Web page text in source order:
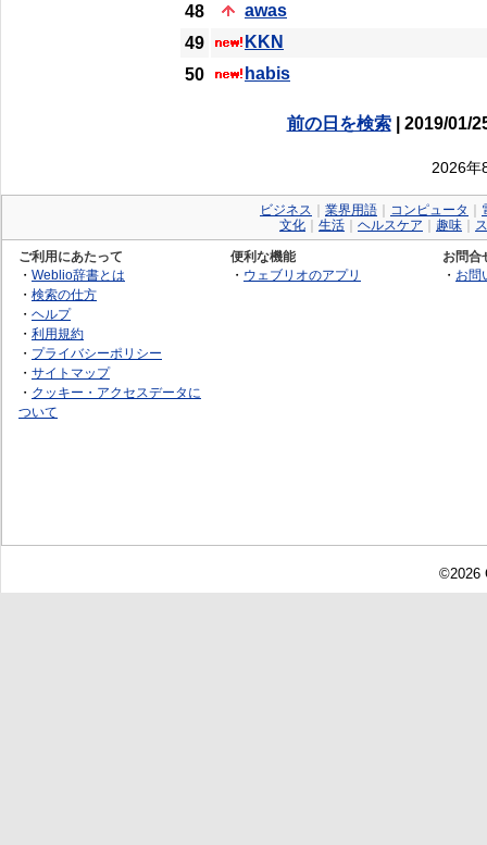
48
awas
49
KKN
50
habis
前の日を検索| 2019/01/
2026年
ビジネス 業界用語 コンピュータ
文化
生活 ヘルスケア 趣味
ご利用にあたって
・ Weblio辞書とは
・ 検索の仕方
・ ヘルプ
・ 利用規約
・ プライバシーポリシー
・ サイトマップ
・ クッキー・アクセスデータに
ついて
便利な機能
・ ウェブリオのアプリ
お問合
・ お問
©2026